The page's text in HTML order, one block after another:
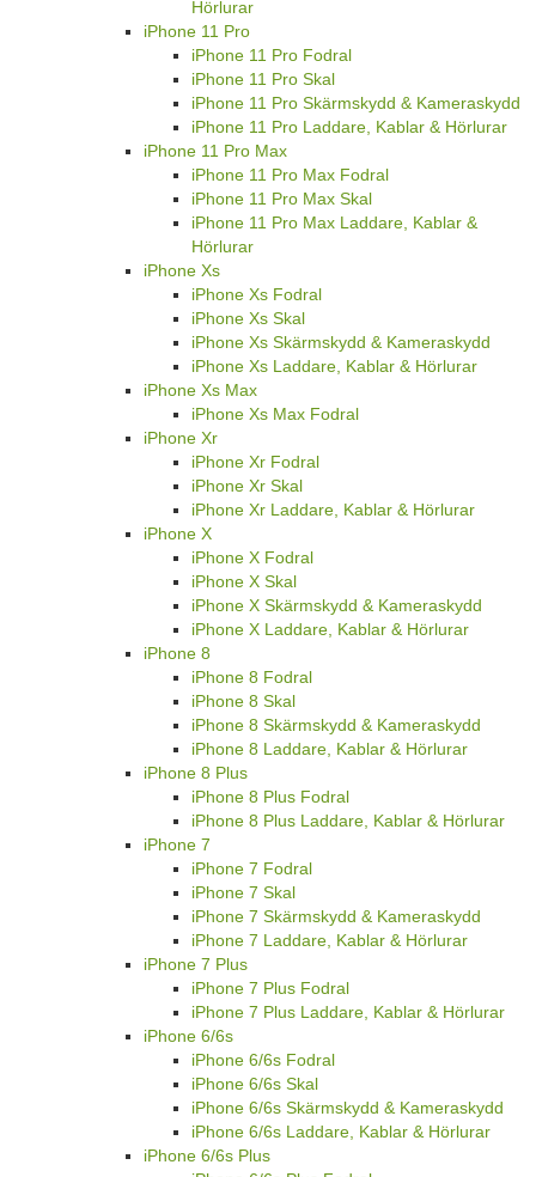
Hörlurar
iPhone 11 Pro
iPhone 11 Pro Fodral
iPhone 11 Pro Skal
iPhone 11 Pro Skärmskydd & Kameraskydd
iPhone 11 Pro Laddare, Kablar & Hörlurar
iPhone 11 Pro Max
iPhone 11 Pro Max Fodral
iPhone 11 Pro Max Skal
iPhone 11 Pro Max Laddare, Kablar &
Hörlurar
iPhone Xs
iPhone Xs Fodral
iPhone Xs Skal
iPhone Xs Skärmskydd & Kameraskydd
iPhone Xs Laddare, Kablar & Hörlurar
iPhone Xs Max
iPhone Xs Max Fodral
iPhone Xr
iPhone Xr Fodral
iPhone Xr Skal
iPhone Xr Laddare, Kablar & Hörlurar
iPhone X
iPhone X Fodral
iPhone X Skal
iPhone X Skärmskydd & Kameraskydd
iPhone X Laddare, Kablar & Hörlurar
iPhone 8
iPhone 8 Fodral
iPhone 8 Skal
iPhone 8 Skärmskydd & Kameraskydd
iPhone 8 Laddare, Kablar & Hörlurar
iPhone 8 Plus
iPhone 8 Plus Fodral
iPhone 8 Plus Laddare, Kablar & Hörlurar
iPhone 7
iPhone 7 Fodral
iPhone 7 Skal
iPhone 7 Skärmskydd & Kameraskydd
iPhone 7 Laddare, Kablar & Hörlurar
iPhone 7 Plus
iPhone 7 Plus Fodral
iPhone 7 Plus Laddare, Kablar & Hörlurar
iPhone 6/6s
iPhone 6/6s Fodral
iPhone 6/6s Skal
iPhone 6/6s Skärmskydd & Kameraskydd
iPhone 6/6s Laddare, Kablar & Hörlurar
iPhone 6/6s Plus